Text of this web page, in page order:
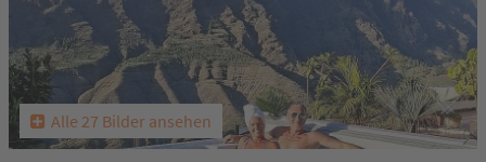
Alle 27 Bilder ansehen